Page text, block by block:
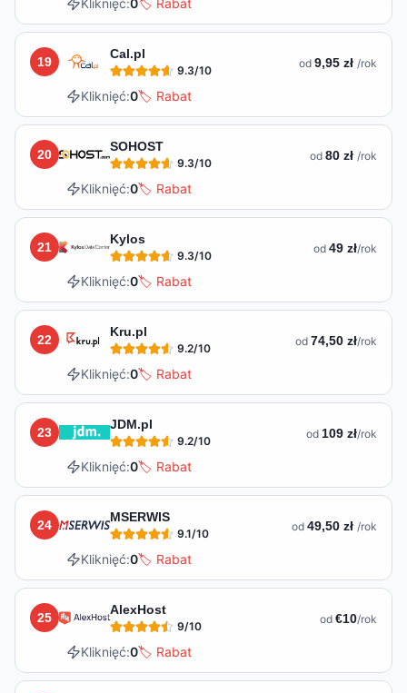
Kliknięć:0🏷️ Rabat
19
Cal.pl
9.3/10 od 9,95 zł /rok
Kliknięć:0🏷️ Rabat
20
SOHOST
9.3/10 od 80 zł /rok
Kliknięć:0🏷️ Rabat
21
Kylos
9.3/10 od 49 zł/rok
Kliknięć:0🏷️ Rabat
22
Kru.pl
9.2/10 od 74,50 zł/rok
Kliknięć:0🏷️ Rabat
23
JDM.pl
9.2/10 od 109 zł/rok
Kliknięć:0🏷️ Rabat
24
MSERWIS
9.1/10 od 49,50 zł /rok
Kliknięć:0🏷️ Rabat
25
AlexHost
9/10 od €10/rok
Kliknięć:0🏷️ Rabat